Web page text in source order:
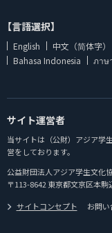
【言語選択】
English 中文（简体字）
Bahasa Indonesia
ภาษ
サイト運営者
当サイトは（公財）アジア学
営をしております。
公益財団法人アジア学生文化
〒113-8642 東京都文京区本駒
サイトコンセプト
お問い